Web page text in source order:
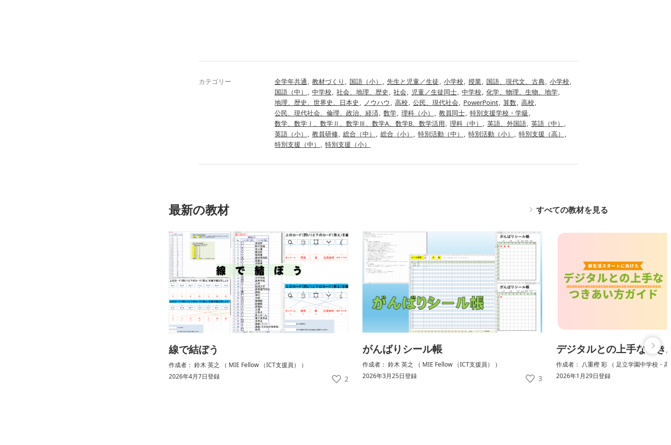
カテゴリー 全学年共通 教材づくり 国語（小） 先生と児童／生徒 小学校 授業 国語、現代文、古典 小学校
国語（中）
中学校 社会、地理、歴史 社会 児童／生徒同士 中学校
化学、物理、生物、地学
地理、歴史、世界史、日本史
ノウハウ 高校 公民、現代社会 PowerPoint 算数 高校
公民、現代社会、倫理、政治、経済
数学 理科（小） 教員同士 特別支援学校・学級
数学、数学Ⅰ、数学Ⅱ、数学Ⅲ、数学A、数学B、数学活用
理科（中） 英語、外国語 英語（中）
英語（小）
教員研修 総合（中） 総合（小） 特別活動（中） 特別活動（小）
特別支援（高）
特別支援（中）
特別支援（小）
最新の教材 すべての教材を見る
線で結ぼう
作成者： 鈴木 英之 （ MIE Fellow （ICT支援員） ）
2026年4月7日登録
2
がんばりシール帳
作成者： 鈴木 英之 （ MIE Fellow （ICT支援員） ）
2026年3月25日登録
3
デジタルとの上手なつき
作成者： 八重樫 彩 （ 足立学園中学校・
2026年1月29日登録